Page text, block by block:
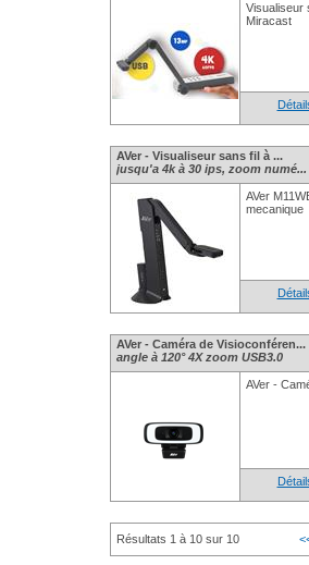
Visualiseur
Miracast
AVer - Visualiseur sans fil à ...
jusqu'a 4k à 30 ips, zoom numé...
AVer
mecanique
AVer - Caméra de Visioconféren...
angle à 120° 4X zoom USB3.0
AVer -
Résultats 1 à 10 sur 10